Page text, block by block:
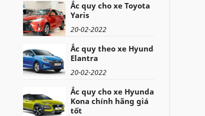
Ắc quy cho xe Toyota
Yaris
20-02-2022
Ắc quy theo xe Hyundai
Elantra
20-02-2022
Ắc quy cho xe Hyundai
Kona chính hãng giá
tốt